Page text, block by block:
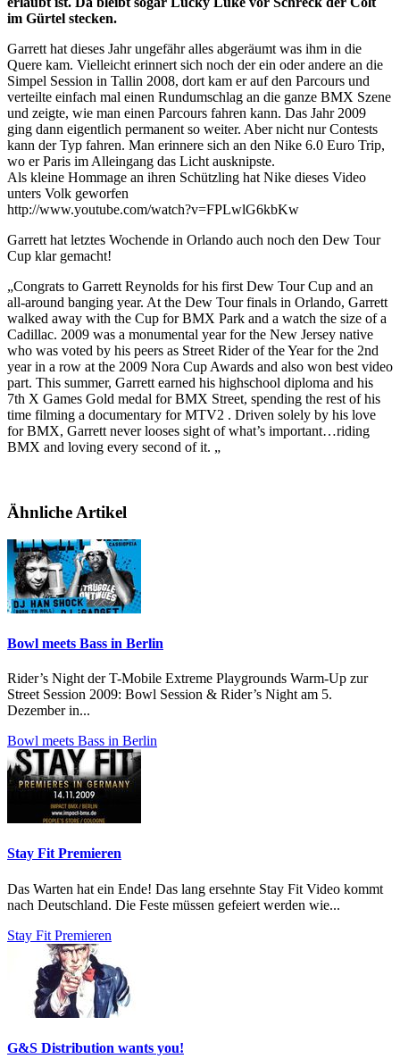
im Gürtel stecken.
Garrett hat dieses Jahr ungefähr alles abgeräumt was ihm in die
Quere kam. Vielleicht erinnert sich noch der ein oder andere an die
Simpel Session in Tallin 2008, dort kam er auf den Parcours und
verteilte einfach mal einen Rundumschlag an die ganze BMX Szene
und zeigte, wie man einen Parcours fahren kann. Das Jahr 2009
ging dann eigentlich permanent so weiter. Aber nicht nur Contests
kann der Typ fahren. Man erinnere sich an den Nike 6.0 Euro Trip,
wo er Paris im Alleingang das Licht ausknipste.
Als kleine Hommage an ihren Schützling hat Nike dieses Video
unters Volk geworfen
http://www.youtube.com/watch?v=FPLwlG6kbKw
Garrett hat letztes Wochende in Orlando auch noch den Dew Tour
Cup klar gemacht!
„Congrats to Garrett Reynolds for his first Dew Tour Cup and an
all-around banging year. At the Dew Tour finals in Orlando, Garrett
walked away with the Cup for BMX Park and a watch the size of a
Cadillac. 2009 was a monumental year for the New Jersey native
who was voted by his peers as Street Rider of the Year for the 2nd
year in a row at the 2009 Nora Cup Awards and also won best video
part. This summer, Garrett earned his highschool diploma and his
7th X Games Gold medal for BMX Street, spending the rest of his
time filming a documentary for MTV2 . Driven solely by his love
for BMX, Garrett never looses sight of what’s important…riding
BMX and loving every second of it. „
Ähnliche Artikel
Bowl meets Bass in Berlin
Rider’s Night der T-Mobile Extreme Playgrounds Warm-Up zur
Street Session 2009: Bowl Session & Rider’s Night am 5.
Dezember in...
Bowl meets Bass in Berlin
Stay Fit Premieren
Das Warten hat ein Ende! Das lang ersehnte Stay Fit Video kommt
nach Deutschland. Die Feste müssen gefeiert werden wie...
Stay Fit Premieren
G&S Distribution wants you!